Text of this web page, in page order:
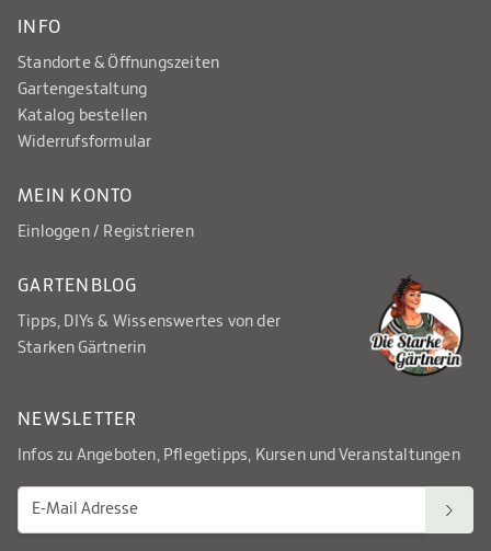
INFO
Standorte & Öffnungszeiten
Gartengestaltung
Katalog bestellen
Widerrufsformular
MEIN KONTO
Einloggen / Registrieren
GARTENBLOG
Tipps, DIYs & Wissenswertes von der
Starken Gärtnerin
NEWSLETTER
Infos zu Angeboten, Pflegetipps, Kursen und Veranstaltungen